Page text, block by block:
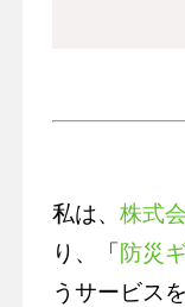
私は、 株式
り、「防災
うサービス